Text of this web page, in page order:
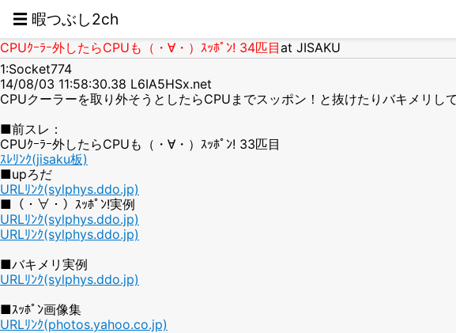
☰ 暇つぶし2ch
CPUｸｰﾗｰ外したらCPUも（・∀・）ｽｯﾎﾟﾝ! 34匹目at JISAKU
1:Socket774
14/08/03 11:58:30.38 L6IA5HSx.net
CPUクーラーを取り外そうとしたらCPUまでスッポン！と抜けたりバキメリし
■前スレ：
CPUｸｰﾗｰ外したらCPUも（・∀・）ｽｯﾎﾟﾝ! 33匹目
ｽﾚﾘﾝｸ(jisaku板)
■upろだ
URLﾘﾝｸ(sylphys.ddo.jp)
■（・∀・）ｽｯﾎﾟﾝ!実例
URLﾘﾝｸ(sylphys.ddo.jp)
URLﾘﾝｸ(sylphys.ddo.jp)
■バキメリ実例
URLﾘﾝｸ(sylphys.ddo.jp)
■ｽｯﾎﾟﾝ画像集
URLﾘﾝｸ(photos.yahoo.co.jp)